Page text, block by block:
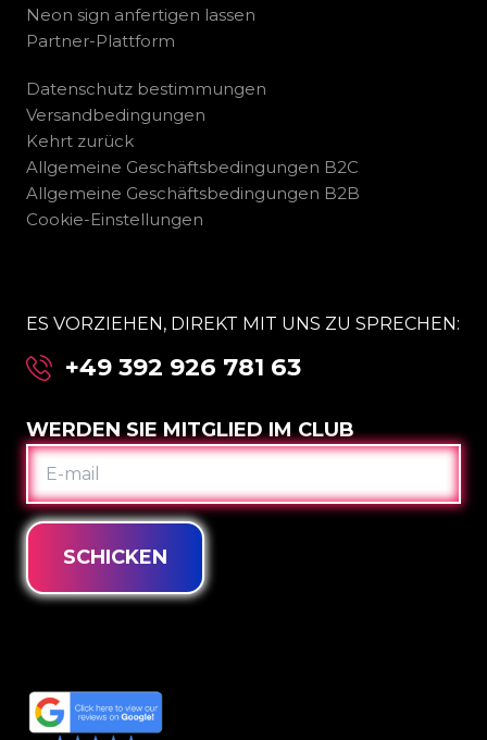
Neon sign anfertigen lassen
Partner-Plattform
Datenschutz bestimmungen
Versandbedingungen
Kehrt zurück
Allgemeine Geschäftsbedingungen B2C
Allgemeine Geschäftsbedingungen B2B
Cookie-Einstellungen
ES VORZIEHEN, DIREKT MIT UNS ZU SPRECHEN:
+49 392 926 781 63
WERDEN SIE MITGLIED IM CLUB
E-
MAIL
SCHICKEN